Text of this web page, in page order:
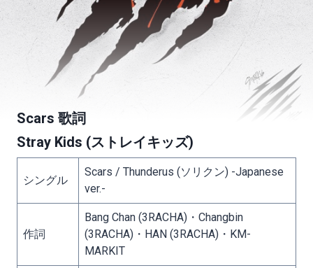
Scars 歌詞
Stray Kids (ストレイキッズ)
シングル
Scars / Thunderus (ソリクン) -Japanese
ver.-
作詞
Bang Chan (3RACHA)・Changbin
(3RACHA)・HAN (3RACHA)・KM-
MARKIT